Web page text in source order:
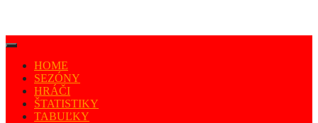
HOME
SEZÓNY
HRÁČI
ŠTATISTIKY
TABUĽKY